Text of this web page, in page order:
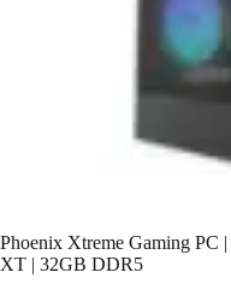
Phoenix Xtreme Gaming PC
XT | 32GB DDR5